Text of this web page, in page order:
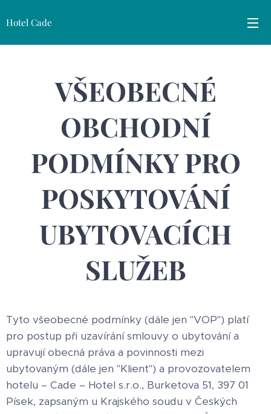
Hotel Cade
VŠEOBECNÉ
OBCHODNÍ
PODMÍNKY PRO
POSKYTOVÁNÍ
UBYTOVACÍCH
SLUŽEB
Tyto všeobecné podmínky (dále jen "VOP") platí
pro postup při uzavírání smlouvy o ubytování a
upravují obecná práva a povinnosti mezi
ubytovaným (dále jen "Klient") a provozovatelem
hotelu – Cade – Hotel s.r.o., Burketova 51, 397 01
Písek, zapsaným u Krajského soudu v Českých